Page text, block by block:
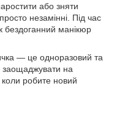
або зняти
незамінні. Під час
бездоганний манікюр
— це одноразовий та
заощаджувати на
робите новий